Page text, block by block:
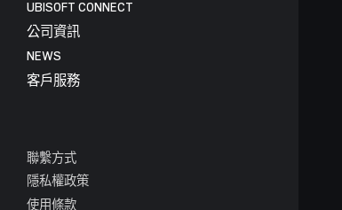
UBISOFT CONNECT
公司資訊
NEWS
客戶服務
聯繫方式
隱私權政策
使用條款